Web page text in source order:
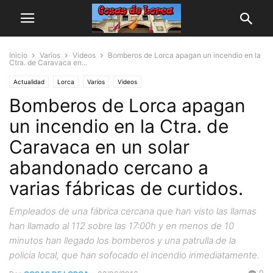
Inicio Varios Videos
Bomberos de Lorca apagan un incendio en la
Ctra. de Caravaca en...
Actualidad Lorca Varios Videos
Bomberos de Lorca apagan
un incendio en la Ctra. de
Caravaca en un solar
abandonado cercano a
varias fábricas de curtidos.
Empleados de una fábrica cercana que han visto las llamas
han llamado al 112 sobre las 17:00h y en menos de 10
minutos han llegado los bomberos y una patrulla de la
policia local, que han sofocado el incendio inmediatamente.